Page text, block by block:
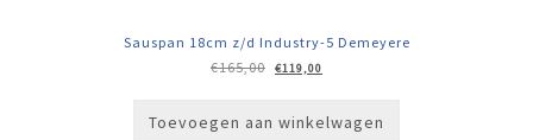
Sauspan 18cm z/d Industry-5 Demeyere
€165,00
Oorspronkelijke
prijs
€119,00
prijs
Toevoegen aan winkelwagen